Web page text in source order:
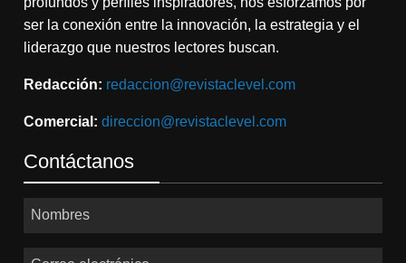
ser la conexión entre la innovación, la estrategia y el
liderazgo que nuestros lectores buscan.
Redacción: redaccion@revistaclevel.com
Comercial: direccion@revistaclevel.com
Contáctanos
Nombres
Correo electrónico